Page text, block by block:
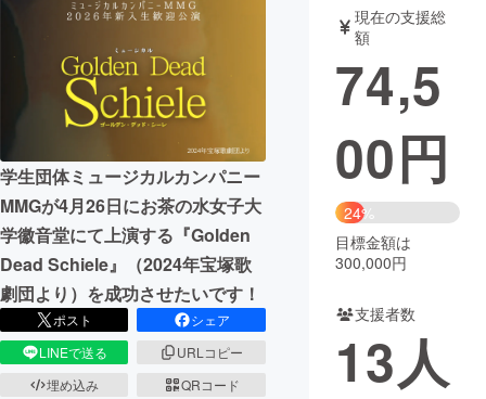
アート・写真 音楽
テクノロジー・ガジェット ゲーム・
映像・映画 書籍・雑誌
ビジネス・起業 チャレンジ
まちづくり・地域活性化
CAMPFIRE for Social Good CAMPFIRE Creation
CAMPFIREふるさと納税
コミュニティ
学生団体ミュージカルカンパニー
MMGが4月26日にお茶の水女子大
学徽音堂にて上演する『Golden
Dead Schiele』（2024年宝塚歌
劇団より）を成功させたいです！
ポスト
シェア
LINEで送る
URLコピー
埋め込み
QRコード
現在の支援総
額
74,5
00円
24%
目標金額は
300,000円
支援者数
13人